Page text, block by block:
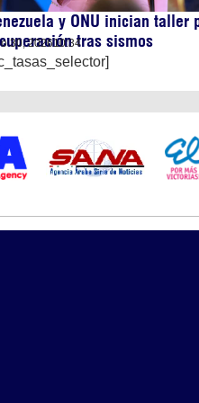
y ONU inician taller
tras sismos
30, 202610:34